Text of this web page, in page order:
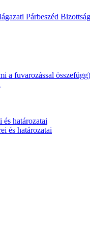
Párbeszéd
a fuvarozással összefügg)
határozatai
és határozatai